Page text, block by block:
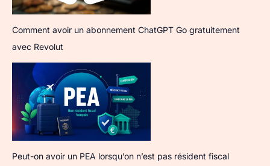
Comment avoir un abonnement ChatGPT Go gratuitement
avec Revolut
Peut-on avoir un PEA lorsqu’on n’est pas résident fiscal